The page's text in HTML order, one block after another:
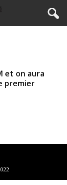
et on aura
premier